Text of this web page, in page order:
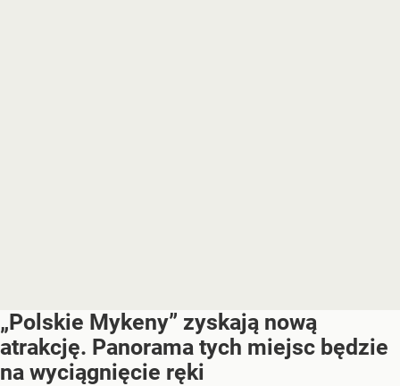
„Polskie Mykeny” zyskają nową
atrakcję. Panorama tych miejsc będzie
na wyciągnięcie ręki